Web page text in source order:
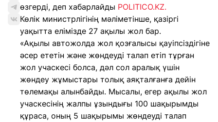
өзгерді, деп хабарлайды POLITICO.KZ.
Көлік министрлігінің мәліметінше, қазіргі
уақытта елімізде 27 ақылы жол бар.
«Ақылы автожолда жол қозғалысы қауіпсіздігіне
әсер ететін және жөндеуді талап етіп тұрған
жол учаскесі болса, дәл сол аралық үшін
жөндеу жұмыстары толық аяқталғанға дейін
төлемақы алынбайды. Мысалы, егер ақылы жол
учаскесінің жалпы ұзындығы 100 шақырымды
құраса, оның 5 шақырымы жөндеуді талап